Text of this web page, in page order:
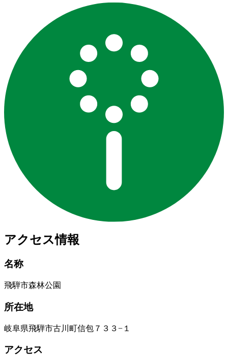
アクセス情報
名称
飛騨市森林公園
所在地
岐阜県飛騨市古川町信包７３３−１
アクセス